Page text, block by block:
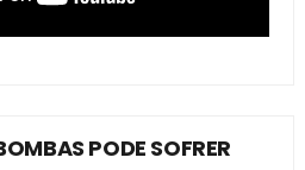
PODE SOFRER